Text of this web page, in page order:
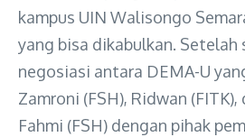
kampus UIN Walisongo
yang bisa dikabulkan. Setelah
negosiasi antara DEMA-U
Zamroni (FSH), Ridwan
Fahmi (FSH) dengan pihak